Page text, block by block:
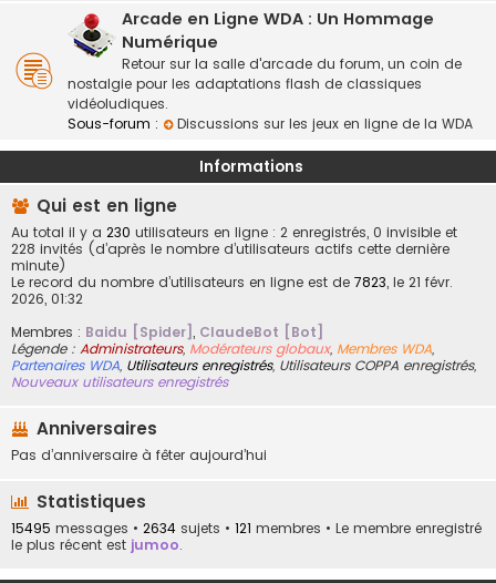
Arcade en Ligne WDA : Un Hommage
Numérique
Retour sur la salle d'arcade du forum, un coin de
nostalgie pour les adaptations flash de classiques
vidéoludiques.
Sous-forum :
Discussions sur les jeux en ligne de la WDA
Informations
Qui est en ligne
Au total il y a 230 utilisateurs en ligne : 2 enregistrés, 0 invisible et
228 invités (d’après le nombre d’utilisateurs actifs cette dernière
minute)
Le record du nombre d’utilisateurs en ligne est de 7823, le 21 févr.
2026, 01:32
Membres : Baidu [Spider], ClaudeBot [Bot]
Légende : Administrateurs, Modérateurs globaux, Membres WDA,
Partenaires WDA, Utilisateurs enregistrés, Utilisateurs COPPA enregistrés,
Nouveaux utilisateurs enregistrés
Anniversaires
Pas d’anniversaire à fêter aujourd’hui
Statistiques
15495 messages • 2634 sujets • 121 membres • Le membre enregistré
le plus récent est jumoo.